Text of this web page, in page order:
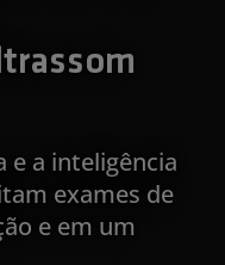
e a inteligência
exames de
e em um